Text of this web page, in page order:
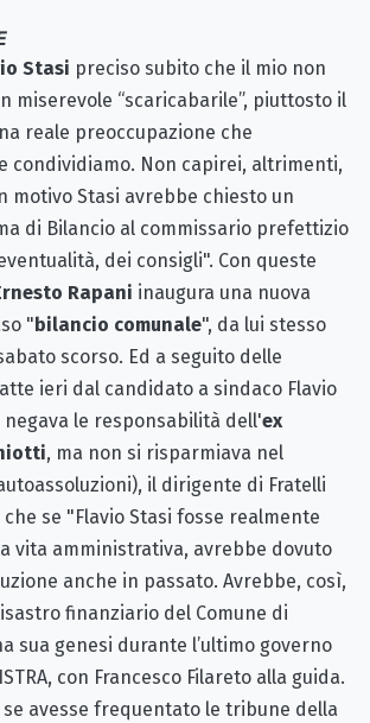
Stasi preciso subito che il mio non
miserevole “scaricabarile”, piuttosto il
reale preoccupazione che
condividiamo. Non capirei, altrimenti,
motivo Stasi avrebbe chiesto un
di Bilancio al commissario prefettizio
dei consigli". Con queste
Rapani inaugura una nuova
" bilancio comunale", da lui stesso
scorso. Ed a seguito delle
ieri dal candidato a sindaco Flavio
negava le responsabilità dell'ex
, ma non si risparmiava nel
il dirigente di Fratelli
se "Flavio Stasi fosse realmente
vita amministrativa, avrebbe dovuto
anche in passato. Avrebbe, così,
finanziario del Comune di
sua genesi durante l’ultimo governo
con Francesco Filareto alla guida.
se avesse frequentato le tribune della